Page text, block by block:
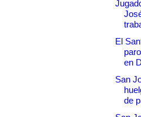
El
en
San
de